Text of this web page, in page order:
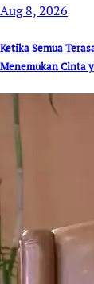
Aug 8, 2026
Ketika Semua
Menemukan Cinta